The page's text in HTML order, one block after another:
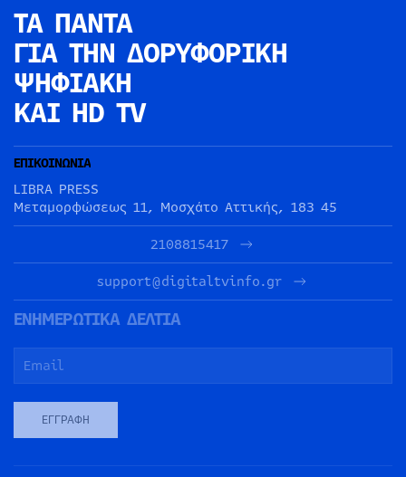
ΤΑ ΠΑΝΤΑ
ΓΙΑ ΤΗΝ ΔΟΡΥΦΟΡΙΚΗ
ΨΗΦΙΑΚΗ
ΚΑΙ HD TV
ΕΠΙΚΟΙΝΩΝΙΑ
LIBRA PRESS
Μεταμορφώσεως 11, Μοσχάτο Αττικής, 183 45
2108815417
support@digitaltvinfo.gr
ΕΝΗΜΕΡΩΤΙΚΑ ΔΕΛΤΙΑ
ΕΓΓΡΑΦΉ